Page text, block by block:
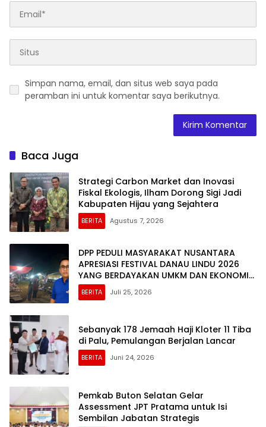
Simpan nama, email, dan situs web saya pada
peramban ini untuk komentar saya berikutnya.
Baca Juga
Strategi Carbon Market dan Inovasi
Fiskal Ekologis, Ilham Dorong Sigi Jadi
Kabupaten Hijau yang Sejahtera
BERITA Agustus 7, 2026
DPP PEDULI MASYARAKAT NUSANTARA
APRESIASI FESTIVAL DANAU LINDU 2026
YANG BERDAYAKAN UMKM DAN EKONOMI
KERAKYATAN
BERITA Juli 25, 2026
Sebanyak 178 Jemaah Haji Kloter 11 Tiba
di Palu, Pemulangan Berjalan Lancar
BERITA Juni 24, 2026
Pemkab Buton Selatan Gelar
Assessment JPT Pratama untuk Isi
Sembilan Jabatan Strategis